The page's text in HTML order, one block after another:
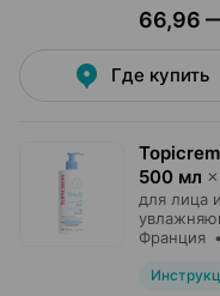
66,96
Где купить
500 мл ×
для лица
Франция •